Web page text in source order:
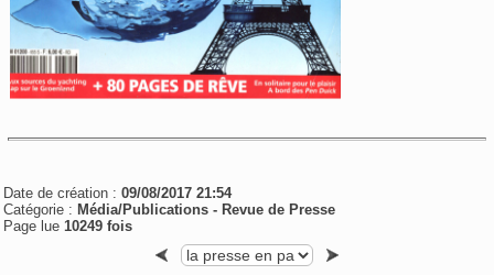
Date de création :09/08/2017 21:54
Catégorie : Média/Publications - Revue de Presse
Page lue 10249 fois